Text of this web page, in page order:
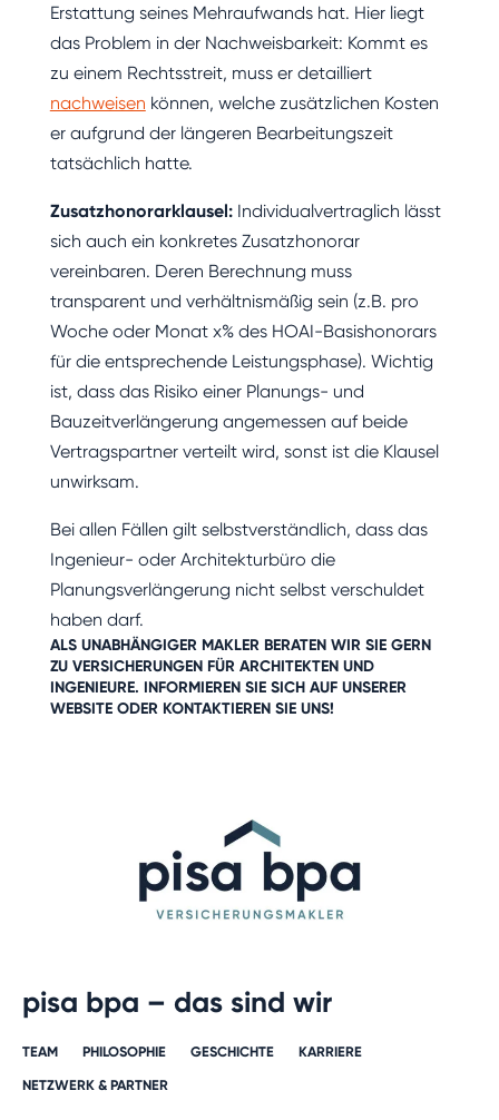
Erstattung seines Mehraufwands hat. Hier liegt
das Problem in der Nachweisbarkeit: Kommt es
zu einem Rechtsstreit, muss er detailliert
nachweisen können, welche zusätzlichen Kosten
er aufgrund der längeren Bearbeitungszeit
tatsächlich hatte.
Zusatzhonorarklausel:Individualvertraglich lässt
sich auch ein konkretes Zusatzhonorar
vereinbaren. Deren Berechnung muss
transparent und verhältnismäßig sein (z.B. pro
Woche oder Monat x% des HOAI-Basishonorars
für die entsprechende Leistungsphase). Wichtig
ist, dass das Risiko einer Planungs- und
Bauzeitverlängerung angemessen auf beide
Vertragspartner verteilt wird, sonst ist die Klausel
unwirksam.
Bei allen Fällen gilt selbstverständlich, dass das
Ingenieur- oder Architekturbüro die
Planungsverlängerung nicht selbst verschuldet
haben darf.
ALS UNABHÄNGIGER MAKLER BERATEN WIR SIE GERN
ZU VERSICHERUNGEN FÜR ARCHITEKTENUND
INGENIEURE. INFORMIEREN SIE SICH AUF UNSERER
WEBSITE ODER KONTAKTIEREN SIE UNS!
pisa bpa – das sind wir
TEAM PHILOSOPHIE GESCHICHTE​
KARRIERE​
NETZWERK & PARTNER​